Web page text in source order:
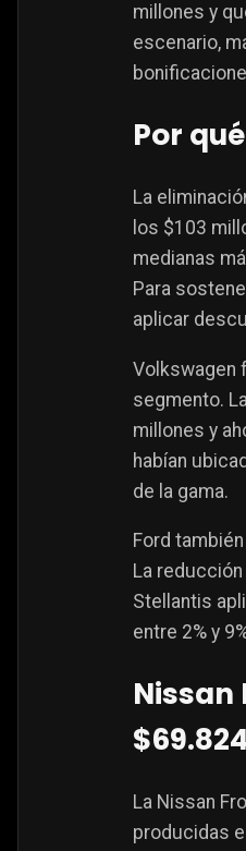
millones y
escenario,
Por
La
los $103
medianas
Para
aplicar
Volkswagen
segmento.
millones y
habían
de la gama.
Ford
La
Stellantis
entre 2% y
Nissan
La Nissan
producidas